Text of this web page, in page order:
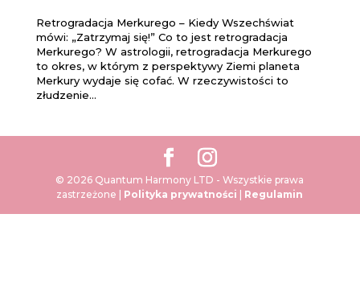
Retrogradacja Merkurego – Kiedy Wszechświat
mówi: „Zatrzymaj się!” Co to jest retrogradacja
Merkurego? W astrologii, retrogradacja Merkurego
to okres, w którym z perspektywy Ziemi planeta
Merkury wydaje się cofać. W rzeczywistości to
złudzenie...
© 2026 Quantum Harmony LTD - Wszystkie prawa
zastrzeżone | Polityka prywatności Regulamin